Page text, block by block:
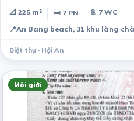
📐 225 m² 🛏 7 PN
🚿 7 WC
📍An Bang beach, 31 khu làng
Biệt thự · Hội An
Môi giới